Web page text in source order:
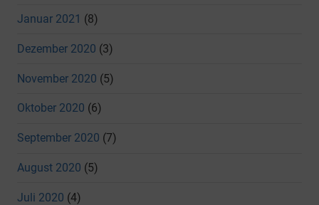
Januar 2021 (8)
Dezember 2020 (3)
November 2020 (5)
Oktober 2020 (6)
September 2020 (7)
August 2020 (5)
Juli 2020 (4)